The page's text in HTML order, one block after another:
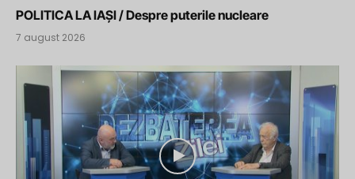
POLITICA LA IAȘI / Despre puterile nucleare
7 august 2026